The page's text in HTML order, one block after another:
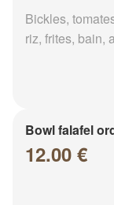
Bickles,
riz, frites, bain,
Bowl falafel
12.00 €